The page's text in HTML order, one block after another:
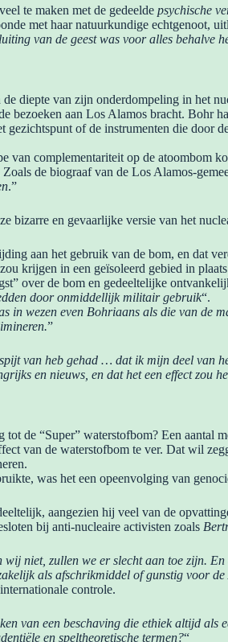
te maken met de gedeelde psychische
met haar natuurkundige echtgenoot,
van de geest was voor alles
diepte van zijn onderdompeling in het
bezoeken aan Los Alamos bracht. Bohr
of de instrumenten die
van complementariteit op de atoombom
de biograaf van de Los Alamos-
.”
bizarre en gevaarlijke versie van het
aan het gebruik van de bom, en dat
krijgen in een geïsoleerd gebied in
over de bom en gedeeltelijke
door onmiddellijk militair gebruik“.
in wezen even Bohriaans als die van de
”
van heb gehad … dat ik mijn deel van
en nieuws, en dat het een effect zou
de “Super” waterstofbom? Een
van de waterstofbom te ver. Dat wil
was het een opeenvolging van
aangezien hij veel van de
bij anti-nucleaire activisten zoals
wij niet, zullen we er slecht aan toe zijn.
als afschrikmiddel of gunstig voor
controle.
van een beschaving die ethiek altijd als
en speltheoretische termen?“